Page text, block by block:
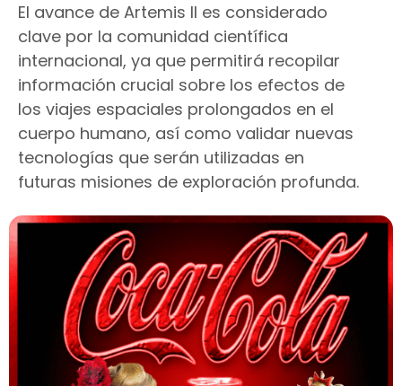
El avance de Artemis II es considerado
clave por la comunidad científica
internacional, ya que permitirá recopilar
información crucial sobre los efectos de
los viajes espaciales prolongados en el
cuerpo humano, así como validar nuevas
tecnologías que serán utilizadas en
futuras misiones de exploración profunda.